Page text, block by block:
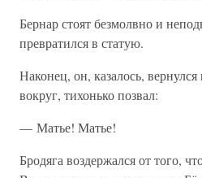
Бернар стоят безмолвно и
превратился в статую.
Наконец, он, казалось,
вокруг, тихонько позвал:
— Матье! Матье!
Бродяга воздержался от того,